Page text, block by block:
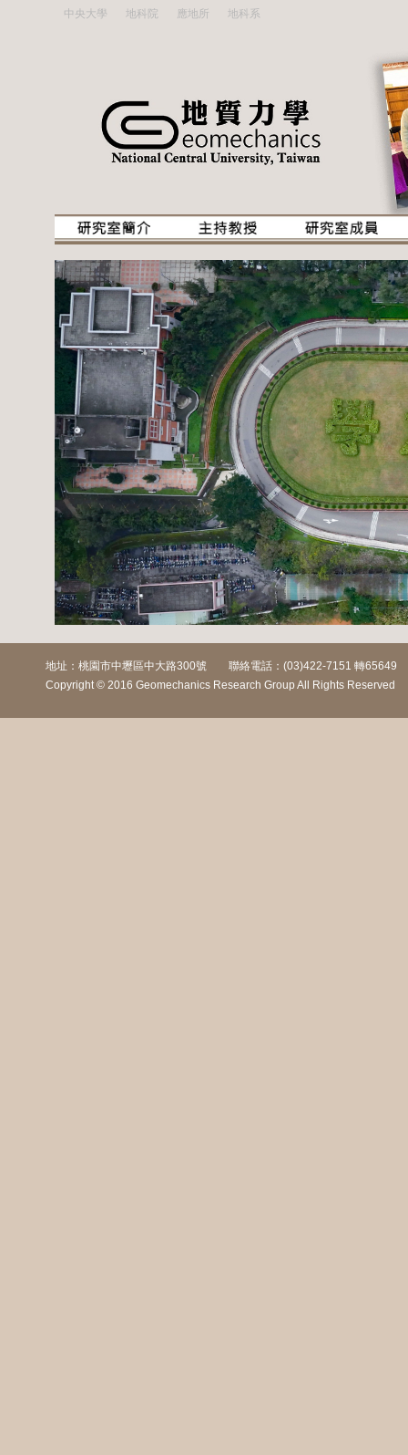
中央大學 地科院 應地所 地科系
地址：桃園市中壢區中大路300號 聯絡電話：(03)422-7151 轉65649
Copyright © 2016 Geomechanics Research Group All Rights